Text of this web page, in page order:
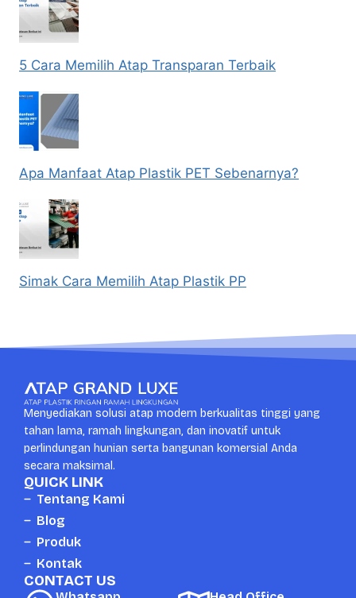
5 Cara Memilih Atap Transparan Terbaik
Apa Manfaat Atap Plastik PET Sebenarnya?
Simak Cara Memilih Atap Plastik PP
Menyediakan solusi atap modern berkualitas tinggi yang
tahan lama, ramah lingkungan, dan inovatif untuk
perlindungan hunian serta bangunan komersial Anda
secara maksimal.
QUICK LINK
Tentang Kami
Blog
Produk
Kontak
CONTACT US